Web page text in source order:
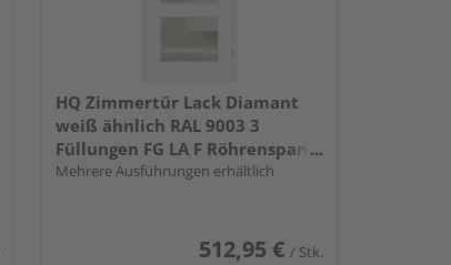
HQ Zimmertür Lack Diamant
weiß ähnlich RAL 9003 3
Füllungen FG LA F Röhrenspan
KK1
Mehrere Ausführungen erhältlich
512,95 € / Stk.